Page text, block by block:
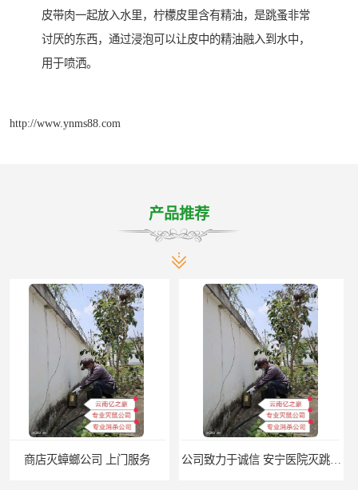
皮带肉一起放入水里，柠檬皮里含有精油，是跳蚤非常
讨厌的东西，通过浸泡可以让皮中的精油融入到水中，
用于喷洒。
http://www.ynms88.com
产品推荐